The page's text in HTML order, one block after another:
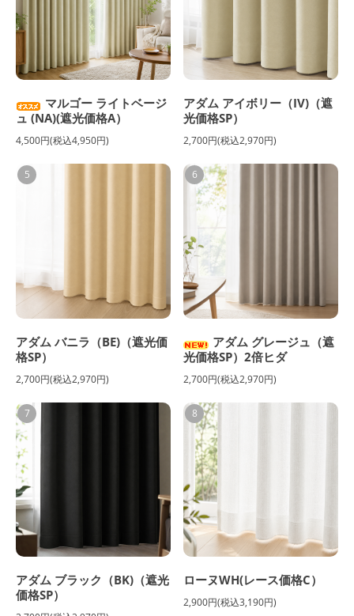
マルゴー ライトベージ
ュ (NA)(遮光価格A）
4,500円(税込4,950円)
アダム アイボリー（IV)（遮
光価格SP）
2,700円(税込2,970円)
5
アダム バニラ（BE)（遮光価
格SP）
2,700円(税込2,970円)
6
アダム グレージュ（遮
光価格SP）2倍ヒダ
2,700円(税込2,970円)
7
アダム ブラック（BK)（遮光
価格SP）
8
ローヌWH(レース価格C）
2,900円(税込3,190円)